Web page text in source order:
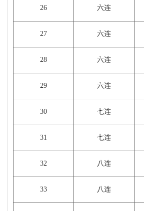
26 六连
27 六连
28 六连
29 六连
30 七连
31 七连
32 八连
33 八连